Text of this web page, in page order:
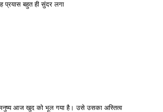
प्रयास बहुत ही सुंदर लगा
आज खुद को भूल गया है। उसे उसका अस्तित्व